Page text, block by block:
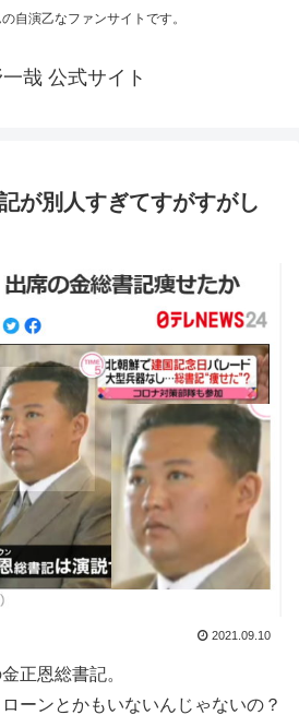
自演乙なファンサイトです。
哉 公式サイト
が別人すぎてすがすがし
2021.09.10
正恩総書記。
ーンとかもいないんじゃないの？